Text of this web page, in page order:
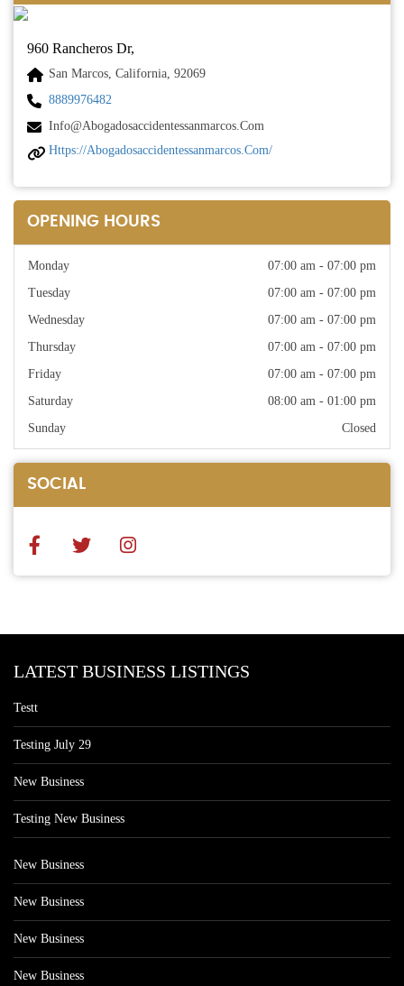
960 Rancheros Dr,
San Marcos, California, 92069
8889976482
Info@abogadosaccidentessanmarcos.com
Https://abogadosaccidentessanmarcos.com/
OPENING HOURS
Monday
07:00 am - 07:00 pm
Tuesday
07:00 am - 07:00 pm
Wednesday
07:00 am - 07:00 pm
Thursday
07:00 am - 07:00 pm
Friday
07:00 am - 07:00 pm
Saturday
08:00 am - 01:00 pm
Sunday
Closed
SOCIAL
LATEST BUSINESS LISTINGS
Testt
Testing July 29
New Business
Testing New Business
New Business
New Business
New Business
New Business